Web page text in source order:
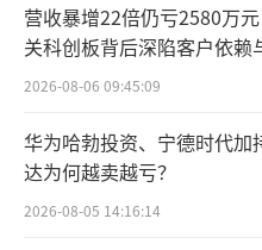
需要注意的是，
险公司合计实现保费
小险企的生存空间承
营收暴增22倍仍亏2580万
关科创板背后深陷客户依赖
困局
2026-08-06 09:45:09
华为哈勃投资、宁德时代加
达为何越卖越亏？
2026-08-05 14:16:14